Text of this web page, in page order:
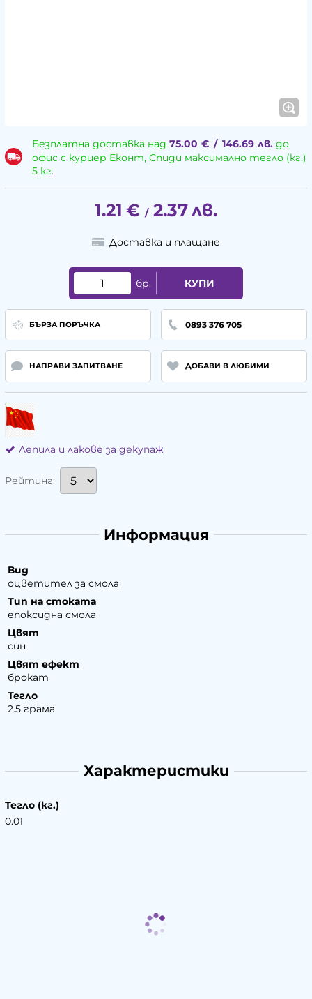
Безплатна доставка над 75.00 € / 146.69 лв.до
офис с куриер Еконт, Спиди максимално тегло (кг.)
5 кг.
1.21 € / 2.37лв.
Доставка и плащане
бр. КУПИ
БЪРЗА ПОРЪЧКА 0893 376 705
НАПРАВИ ЗАПИТВАНЕ ДОБАВИ В ЛЮБИМИ
Лепила и лакове за декупаж
Рейтинг:
Информация
Вид
оцветител за смола
Тип на стоката
епоксидна смола
Цвят
син
Цвят ефект
брокат
Тегло
2.5 грама
Характеристики
Тегло (кг.)
0.01